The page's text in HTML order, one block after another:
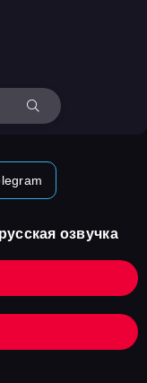
озвучка